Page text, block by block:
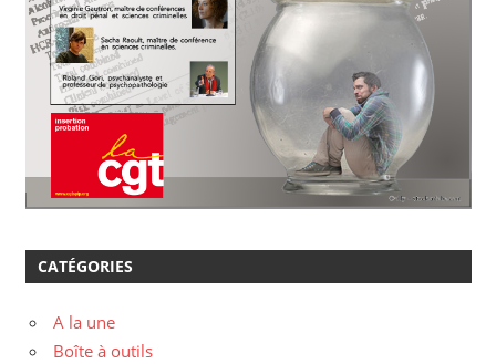
CATÉGORIES
A la une
Boîte à outils